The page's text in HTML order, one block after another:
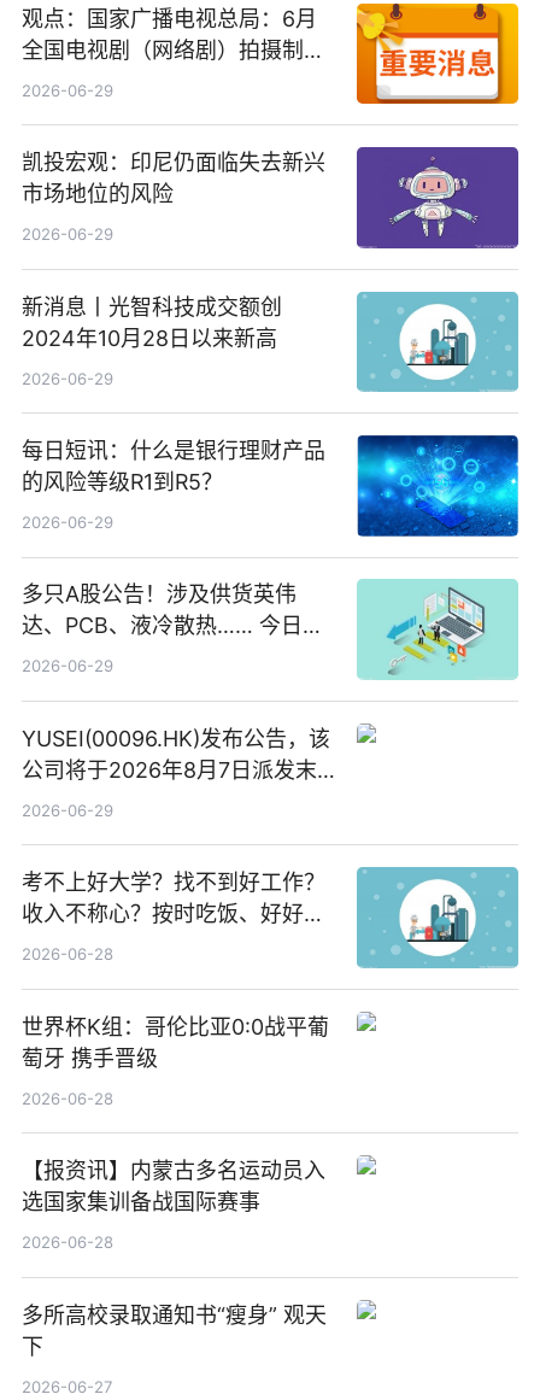
观点：国家广播电视总局：6月
全国电视剧（网络剧）拍摄制作
备案公示剧目197部
2026-06-29
凯投宏观：印尼仍面临失去新兴
市场地位的风险
2026-06-29
新消息丨光智科技成交额创
2024年10月28日以来新高
2026-06-29
每日短讯：什么是银行理财产品
的风险等级R1到R5？
2026-06-29
多只A股公告！涉及供货英伟
达、PCB、液冷散热…… 今日快
讯
2026-06-29
YUSEI(00096.HK)发布公告，该
公司将于2026年8月7日派发末
期股息每股人民币0.013元 每日
2026-06-29
考不上好大学？找不到好工作？
收入不称心？按时吃饭、好好睡
觉
2026-06-28
世界杯K组：哥伦比亚0:0战平葡
萄牙 携手晋级
2026-06-28
【报资讯】内蒙古多名运动员入
选国家集训备战国际赛事
2026-06-28
多所高校录取通知书“瘦身” 观天
下
2026-06-27